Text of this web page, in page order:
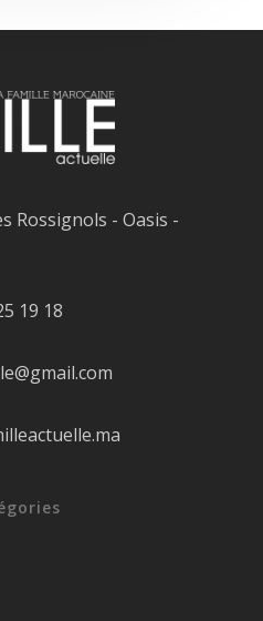
Rossignols - Oasis -
19 18